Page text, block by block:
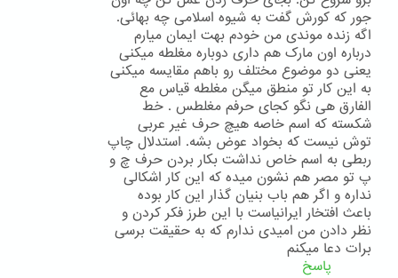
جور که کورش گفت به شیوه اسلامی چه بهائی.
اگه زنده موندی من خودم بهت ایمان میارم
درباره اون مارک هم داری دوباره مغلطه میکنی
یعنی دو موضوع مختلف رو باهم مقایسه میکنی
به این کار تو منطق میگن مغلطه قیاس مع
الفارق هی نگو کجای حرفم مغلطس . خط
شکسته که اسم خاصه هیچ حرف غیر عربی
توش نیست که بخواد عوض بشه. استدلال چاپ
ربطی به اسم خاص نداشت بکار بردن حرف چ و
پ تو مصر هم نشون میده که این کار اشکالی
نداره و اگر هم باب بنیان گذار این کار بوده
باعث افتخار ایرانیاست با این طرز فکر کردن و
نظر دادن من امیدی ندارم که به حقیقت برسی
برات دعا میکنم
پاسخ